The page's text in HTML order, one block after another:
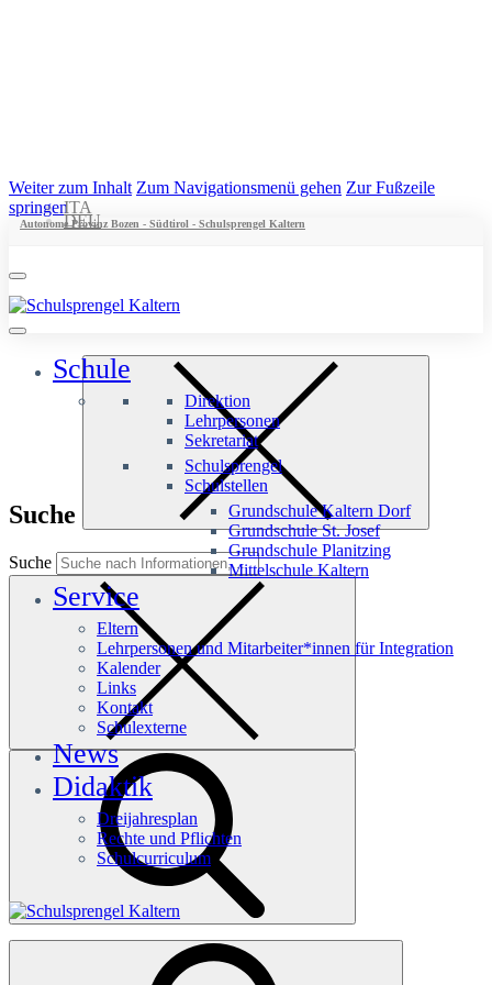
Weiter zum Inhalt Zum Navigationsmenü gehen Zur Fußzeile
springen
Autonome Provinz Bozen - Südtirol - Schulsprengel Kaltern
ITA
DEU
Schule
Direktion
Lehrpersonen
Sekretariat
Schulsprengel
Schulstellen
Grundschule Kaltern Dorf
Grundschule St. Josef
Grundschule Planitzing
Mittelschule Kaltern
Service
Eltern
Lehrpersonen und Mitarbeiter*innen für Integration
Kalender
Links
Kontakt
Schulexterne
News
Didaktik
Dreijahresplan
Rechte und Pflichten
Schulcurriculum
Suche
Suche
Häufige Suchanfragen